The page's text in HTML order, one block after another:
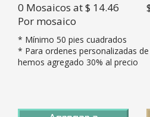
0 Mosaicos at $ 14.46
Por mosaico
* Mínimo 50 pies cuadrados
* Para ordenes personalizadas de
hemos agregado 30% al precio
0 Pies Cuadrados / 0.44 Pies
Tiempo en
8-10